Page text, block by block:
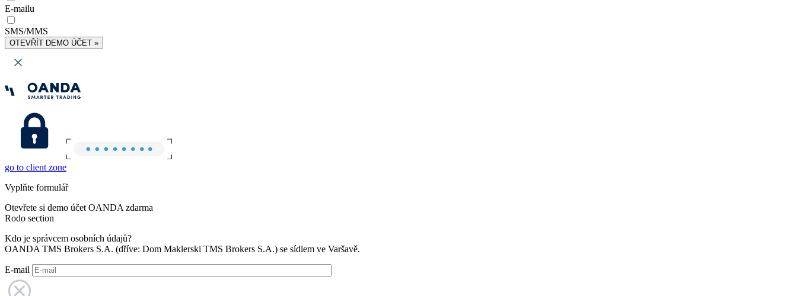
E-mailu
SMS/MMS
OTEVŘÍT DEMO ÚČET »
go to client zone
Vyplňte formulář
Otevřete si demo účet OANDA zdarma
Rodo section
Kdo je správcem osobních údajů?
OANDA TMS Brokers S.A. (dříve: Dom Maklerski TMS Brokers S.A.) se sídlem ve Varšavě.
E-mail